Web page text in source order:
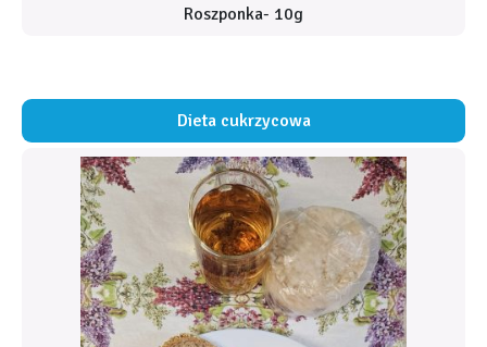
Roszponka- 10g
Dieta cukrzycowa